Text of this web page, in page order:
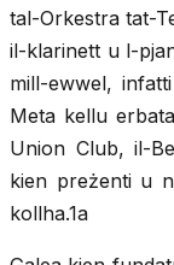
tal-Orkestra tat-
il-klarinett u l-
mill-ewwel,
Meta kellu
Union Club, il-
kien preżenti u
kollha.1a